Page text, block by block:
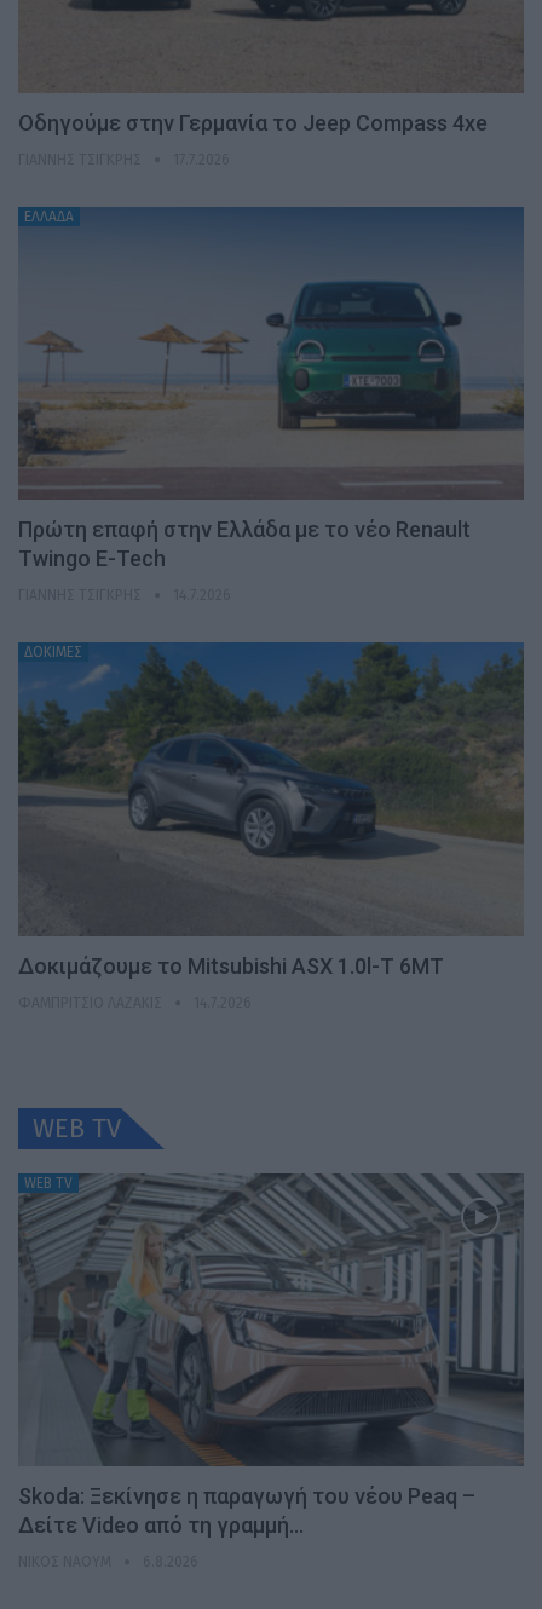
Οδηγούμε στην Γερμανία το Jeep Compass 4xe
ΕΛΛΑΔΑ
Πρώτη επαφή στην Ελλάδα με το νέο Renault
Twingo E-Tech
ΔΟΚΙΜΕΣ
Δοκιμάζουμε το Mitsubishi ASX 1.0l-T 6MT
WEB TV
WEB TV
Skoda: Ξεκίνησε η παραγωγή του νέου Peaq –
Δείτε Video από τη γραμμή…